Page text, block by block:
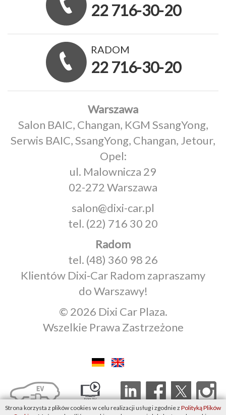
22 716-30-20
RADOM
22 716-30-20
Warszawa
Salon BAIC, Changan, KGM SsangYong,
Serwis BAIC, SsangYong, Changan, Jetour,
Opel:
ul. Malownicza 29
02-272 Warszawa
salon@dixi-car.pl
tel. (22) 716 30 20
Radom
tel. (48) 360 98 26
Klientów Dixi‑Car Radom zapraszamy
do Warszawy!
© 2026 Dixi Car Plaza.
Wszelkie Prawa Zastrzeżone
Strona korzysta z plików cookies w celu realizacji usług i zgodnie z Polityką Plików